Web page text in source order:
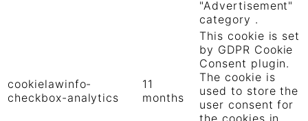
"Advertisement"
category .
cookielawinfo-
checkbox-analytics
11
months
This cookie is set
by GDPR Cookie
Consent plugin.
The cookie is
used to store the
user consent for
the cookies in